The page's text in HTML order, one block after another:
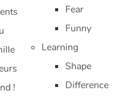
!
Fear
Funny
Learning
Shape
Difference